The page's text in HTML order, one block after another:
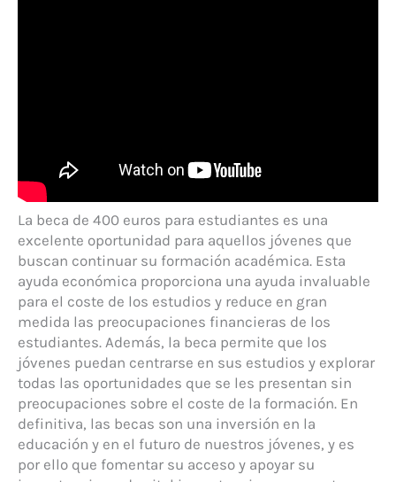
La beca de 400 euros para estudiantes es una
excelente oportunidad para aquellos jóvenes que
buscan continuar su formación académica. Esta
ayuda económica proporciona una ayuda invaluable
para el coste de los estudios y reduce en gran
medida las preocupaciones financieras de los
estudiantes. Además, la beca permite que los
jóvenes puedan centrarse en sus estudios y explorar
todas las oportunidades que se les presentan sin
preocupaciones sobre el coste de la formación. En
definitiva, las becas son una inversión en la
educación y en el futuro de nuestros jóvenes, y es
por ello que fomentar su acceso y apoyar su